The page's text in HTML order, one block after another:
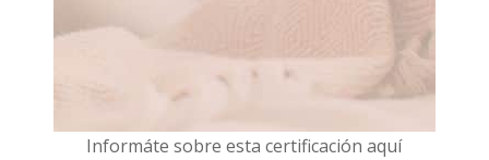
Informáte sobre esta certificación aquí